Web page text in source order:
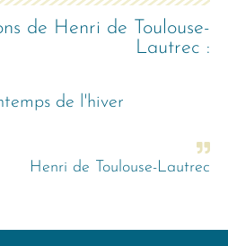
de Henri de Toulouse-
Lautrec :
de l'hiver
Henri de Toulouse-Lautrec